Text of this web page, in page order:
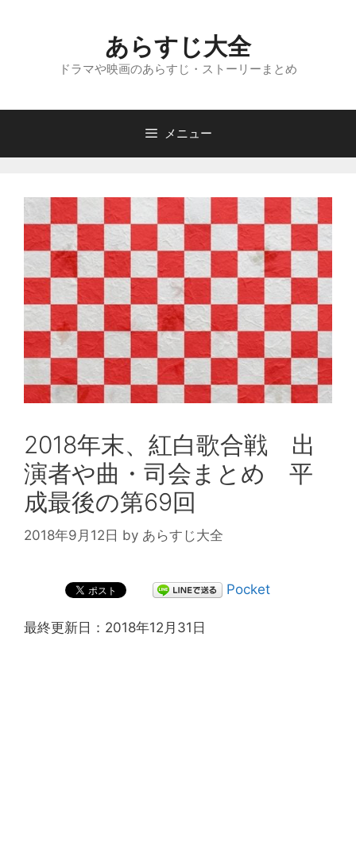
へ
あらすじ大全
ドラマや映画のあらすじ・ストーリーまとめ
メニュー
2018年末、紅白歌合戦 出
演者や曲・司会まとめ 平
成最後の第69回
2018年9月12日 by あらすじ大全
Pocket
最終更新日：2018年12月31日